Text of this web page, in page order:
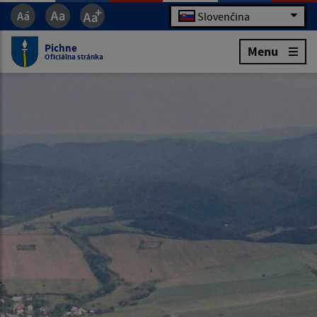
Slovenčina
Pichne
Oficiálna stránka Menu